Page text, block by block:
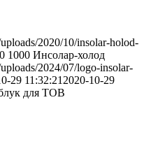
2020/10/insolar-holod-
1000 Инсолар-холод
2024/07/logo-insolar-
29 11:32:21 2020-10-29
для ТОВ